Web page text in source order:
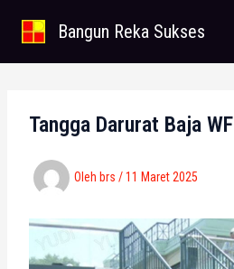
Bangun Reka Sukses
Tangga Darurat Baja WF
Oleh brs /11 Maret 2025